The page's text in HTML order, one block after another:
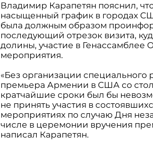
Владимир Карапетян пояснил,
насыщенный график в городах
была должным образом
последующий отрезок визита,
долины, участие в
мероприятия.
«Без организации
премьера Армении в США со
кратчайшие сроки был бы
не принять участия в
мероприятиях по случаю Дня
числе в церемонии вручения
написал Карапетян.